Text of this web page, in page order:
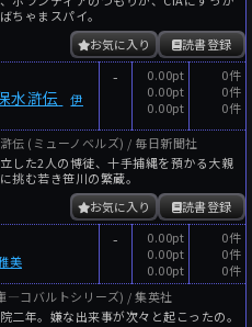
ちゃまスパイ。
読書登録
お気に入り
水滸伝
伊
-
0.00pt
0.00pt
0.00pt
0件
0件
0件
伝 (ミューノベルズ) / 毎日新聞社
した2人の博徒、十手捕縄を預かる大親
挑む若き笹川の繁蔵。
読書登録
お気に入り
美
-
0.00pt
0.00pt
0.00pt
0件
0件
0件
―コバルトシリーズ) / 集英社
二年。嫌な出来事が次々と起こったの。